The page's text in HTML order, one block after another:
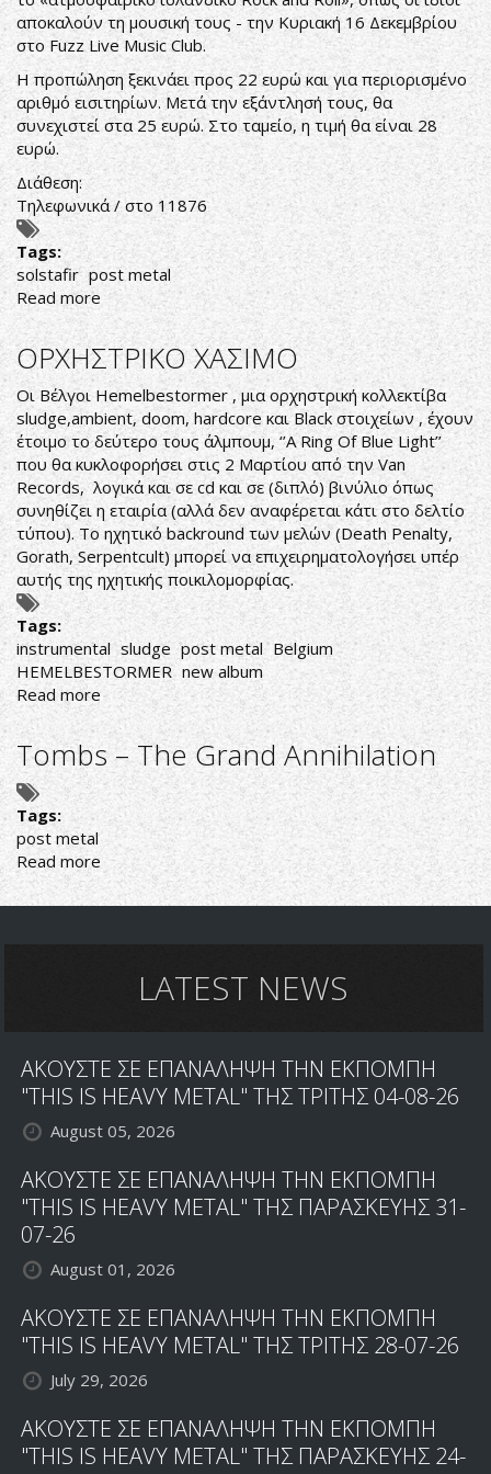
αποκαλούν τη μουσική τους - την Κυριακή 16 Δεκεμβρίου
στο Fuzz Live Music Club.
Η προπώληση ξεκινάει προς 22 ευρώ και για περιορισμένο
αριθμό εισιτηρίων. Μετά την εξάντλησή τους, θα
συνεχιστεί στα 25 ευρώ. Στο ταμείο, η τιμή θα είναι 28
ευρώ.
Διάθεση:
Τηλεφωνικά / στο 11876
Tags:
solstafir post metal
Read more about
Sólstafir
live
in
Athens
-
Sunday
16/12/18,
Fuzz
Live
Music
Club
ΟΡΧΗΣΤΡΙΚΟ ΧΑΣΙΜΟ
Οι Βέλγοι Hemelbestormer , μια ορχηστρική κολλεκτίβα
sludge,ambient, doom, hardcore και Black στοιχείων , έχουν
έτοιμο το δεύτερο τους άλμπουμ, ‘’A Ring Of Blue Light’’
που θα κυκλοφορήσει στις 2 Μαρτίου από την Van
Records, λογικά και σε cd και σε (διπλό) βινύλιο όπως
συνηθίζει η εταιρία (αλλά δεν αναφέρεται κάτι στο δελτίο
τύπου). Το ηχητικό backround των μελών (Death Penalty,
Gorath, Serpentcult) μπορεί να επιχειρηματολογήσει υπέρ
αυτής της ηχητικής ποικιλομορφίας.
Tags:
instrumental sludge post metal Belgium
HEMELBESTORMER new album
Read moreabout
ΟΡΧΗΣΤΡΙΚΟ
ΧΑΣΙΜΟ
Tombs – The Grand Annihilation
Tags:
post metal
Read more about
Tombs
–
Annihilation
LATEST NEWS
ΑΚΟΥΣΤΕ ΣΕ ΕΠΑΝΑΛΗΨΗ ΤΗΝ ΕΚΠΟΜΠΗ
"THIS IS HEAVY METAL" ΤΗΣ ΤΡΙΤΗΣ 04-08-26
August 05, 2026
ΑΚΟΥΣΤΕ ΣΕ ΕΠΑΝΑΛΗΨΗ ΤΗΝ ΕΚΠΟΜΠΗ
"THIS IS HEAVY METAL" ΤΗΣ ΠΑΡΑΣΚΕΥΗΣ 31-
07-26
August 01, 2026
ΑΚΟΥΣΤΕ ΣΕ ΕΠΑΝΑΛΗΨΗ ΤΗΝ ΕΚΠΟΜΠΗ
"THIS IS HEAVY METAL" ΤΗΣ ΤΡΙΤΗΣ 28-07-26
July 29, 2026
ΑΚΟΥΣΤΕ ΣΕ ΕΠΑΝΑΛΗΨΗ ΤΗΝ ΕΚΠΟΜΠΗ
"THIS IS HEAVY METAL" ΤΗΣ ΠΑΡΑΣΚΕΥΗΣ 24-